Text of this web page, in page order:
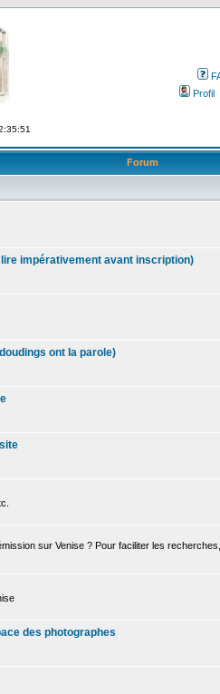
Profil
Forum
impérativement avant inscription)
ont la parole)
sur Venise ? Pour faciliter les
des photographes